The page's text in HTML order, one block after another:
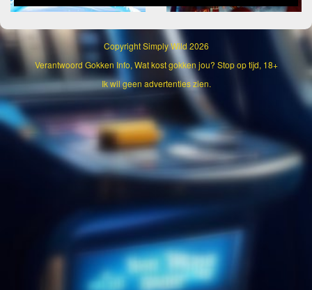
CopyrightSimply Wild 2026
Verantwoord Gokken Info, Wat kost gokken jou? Stop op tijd, 18+
Ik wil geen advertenties zien.